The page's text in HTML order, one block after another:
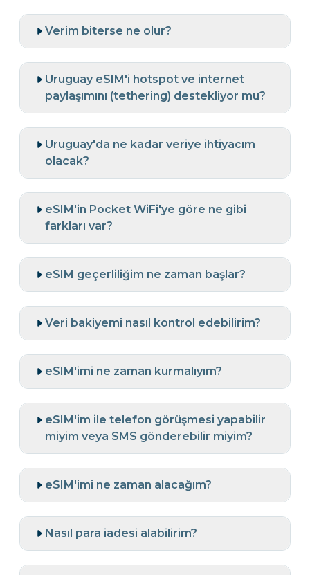
Verim biterse ne olur?
Uruguay eSIM'i hotspot ve internet
paylaşımını (tethering) destekliyor mu?
Uruguay'da ne kadar veriye ihtiyacım
olacak?
eSIM'in Pocket WiFi'ye göre ne gibi
farkları var?
eSIM geçerliliğim ne zaman başlar?
Veri bakiyemi nasıl kontrol edebilirim?
eSIM'imi ne zaman kurmalıyım?
eSIM'im ile telefon görüşmesi yapabilir
miyim veya SMS gönderebilir miyim?
eSIM'imi ne zaman alacağım?
Nasıl para iadesi alabilirim?